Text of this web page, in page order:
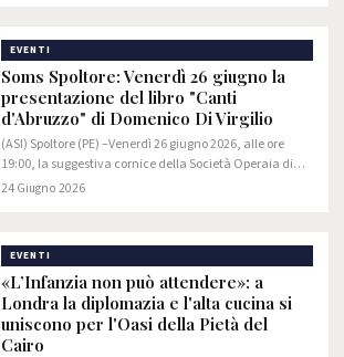
EVENTI
Soms Spoltore: Venerdì 26 giugno la
presentazione del libro "Canti
d'Abruzzo" di Domenico Di Virgilio
(ASI) Spoltore (PE) –Venerdì 26 giugno 2026, alle ore
19:00, la suggestiva cornice della Società Operaia di
Mutuo Soccorso ( in Piazza G. D’Albenzio, 1 a Spoltore)
24 Giugno 2026
EVENTI
«L’Infanzia non può attendere»: a
Londra la diplomazia e l'alta cucina si
uniscono per l'Oasi della Pietà del
Cairo